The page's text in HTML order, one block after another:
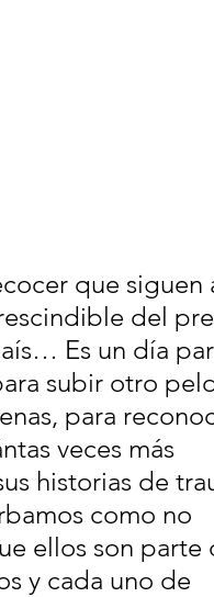
que siguen
del
Es un día
subir otro
para
veces más
historias de
como no
ellos son parte
y cada uno de